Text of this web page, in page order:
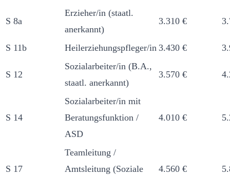
S 8a
Erzieher/in (staatl.
anerkannt)
3.310 €
S 11b Heilerziehungspfleger/in 3.430 €
S 12
Sozialarbeiter/in (B.A.,
staatl. anerkannt)
3.570 €
S 14
Sozialarbeiter/in mit
Beratungsfunktion /
ASD
4.010 €
S 17
Teamleitung /
Amtsleitung (Soziale
4.560 €